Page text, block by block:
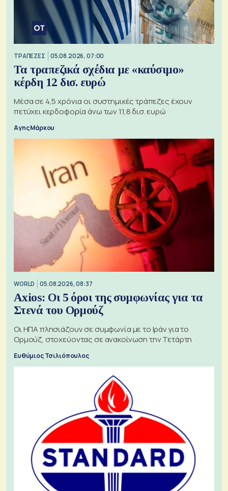
ΤΡΑΠΕΖΕΣ 05.08.2026, 07:00
Τα τραπεζικά σχέδια με «καύσιμο»
κέρδη 12 δισ. ευρώ
Μέσα σε 4,5 χρόνια οι συστημικές τράπεζες έχουν
πετύχει κερδοφορία άνω των 11,8 δισ. ευρώ
Αγης Μάρκου
WORLD 05.08.2026, 08:37
Axios: Οι 5 όροι της συμφωνίας για τα
Στενά του Ορμούζ
Οι ΗΠΑ πλησιάζουν σε συμφωνία με το Ιράν για το
Ορμούζ, στοχεύοντας σε ανακοίνωση την Τετάρτη
Ευθύμιος Τσιλιόπουλος